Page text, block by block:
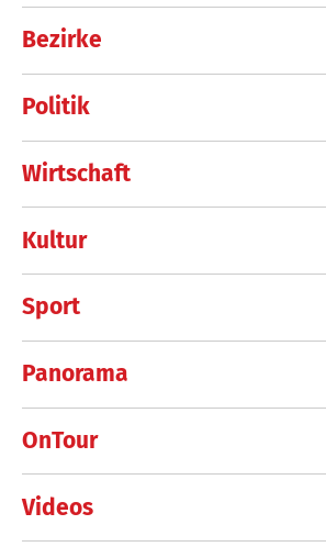
Bezirke
Politik
Wirtschaft
Kultur
Sport
Panorama
OnTour
Videos